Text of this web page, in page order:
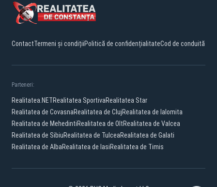
ContactTermeni și condițiiPolitică de confidențialitateCod de conduită
Parteneri:
Realitatea.NETRealitatea SportivaRealitatea Star
Realitatea de CovasnaRealitatea de ClujRealitatea de Ialomita
Realitatea de MehedintiRealitatea de OltRealitatea de Valcea
Realitatea de SibiuRealitatea de TulceaRealitatea de Galati
Realitatea de AlbaRealitatea de IasiRealitatea de Timis